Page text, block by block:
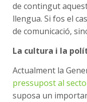
de contingut
llengua. Si fos el
de comunicació,
La cultura i la
Actualment la
pressupost al
suposa un